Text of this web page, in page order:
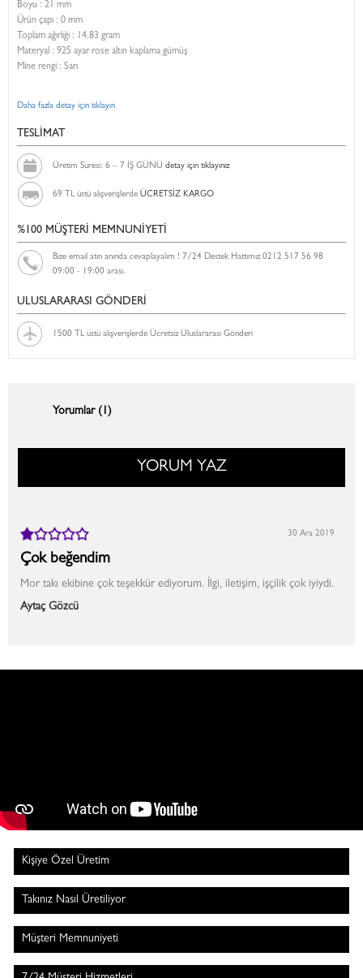
Boyu : 21 mm
Ürün çapı : 0 mm
Toplam ağırlığı : 14.83 gram
Materyal : 925 ayar rose altın kaplama gümüş
Mine rengi : Sarı
Daha fazla detay için tıklayın
TESLİMAT
Üretim Süresi: 6 – 7 İŞ GÜNÜ detay için tıklayınız
69 TL üstü alışverişlerde ÜCRETSİZ KARGO
%100 MÜŞTERİ MEMNUNİYETİ
Bize email atın anında cevaplayalım ! 7/24 Destek Hattımız 0212 517 56 98
09:00 - 19:00 arası.
ULUSLARARASI GÖNDERİ
1500 TL üstü alışverişlerde Ücretsiz Uluslararası Gönderi
Yorumlar (1)
YORUM YAZ
Çok beğendim
Mor takı ekibine çok teşekkür ediyorum. İlgi, iletişim, işçilik çok iyiydi.
Aytaç Gözcü
30 Ara 2019
Kişiye Özel Üretim
Takınız Nasıl Üretiliyor
Müşteri Memnuniyeti